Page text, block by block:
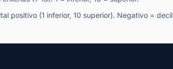
positivo (1 inferior, 10 superior). Negativo = decil